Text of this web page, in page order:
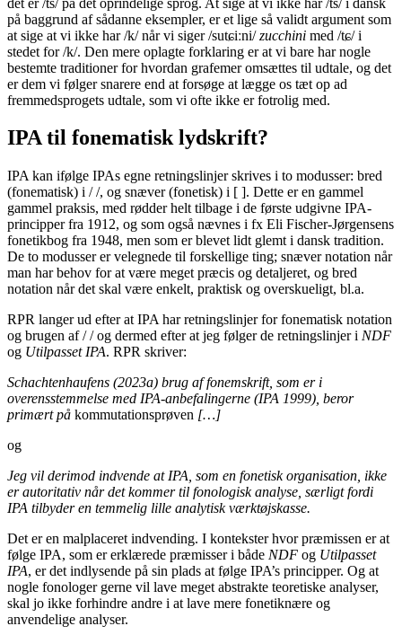
på baggrund af sådanne eksempler, er et lige så validt argument som
at sige at vi ikke har /k/ når vi siger /sutɕiːni/zucchini med /tɕ/ i
stedet for /k/. Den mere oplagte forklaring er at vi bare har nogle
bestemte traditioner for hvordan grafemer omsættes til udtale, og det
er dem vi følger snarere end at forsøge at lægge os tæt op ad
fremmedsprogets udtale, som vi ofte ikke er fotrolig med.
IPA til fonematisk lydskrift?
IPA kan ifølge IPAs egne retningslinjer skrives i to modusser: bred
(fonematisk) i / /, og snæver (fonetisk) i [ ]. Dette er en gammel
gammel praksis, med rødder helt tilbage i de første udgivne IPA-
principper fra 1912, og som også nævnes i fx Eli Fischer-Jørgensens
fonetikbog fra 1948, men som er blevet lidt glemt i dansk tradition.
De to modusser er velegnede til forskellige ting; snæver notation når
man har behov for at være meget præcis og detaljeret, og bred
notation når det skal være enkelt, praktisk og overskueligt, bl.a.
RPR langer ud efter at IPA har retningslinjer for fonematisk notation
og brugen af / / og dermed efter at jeg følger de retningslinjer i NDF
og Utilpasset IPA. RPR skriver:
Schachtenhaufens (2023a) brug af fonemskrift, som er i
overensstemmelse med IPA-anbefalingerne (IPA 1999), beror
primært på kommutationsprøven […]
og
Jeg vil derimod indvende at IPA, som en fonetisk organisation, ikke
er autoritativ når det kommer til fonologisk analyse, særligt fordi
IPA tilbyder en temmelig lille analytisk værktøjskasse.
Det er en malplaceret indvending. I kontekster hvor præmissen er at
følge IPA, som er erklærede præmisser i både NDF og Utilpasset
IPA, er det indlysende på sin plads at følge IPA’s principper. Og at
nogle fonologer gerne vil lave meget abstrakte teoretiske analyser,
skal jo ikke forhindre andre i at lave mere fonetiknære og
anvendelige analyser.